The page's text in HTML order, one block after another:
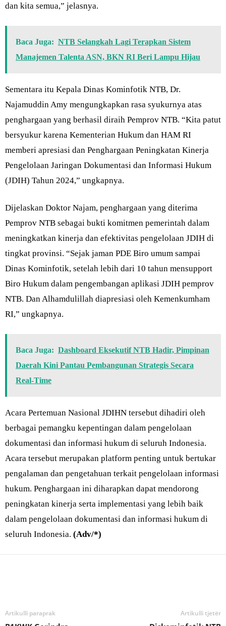
dan kita semua,” jelasnya.
Baca Juga: NTB Selangkah Lagi Terapkan Sistem
Manajemen Talenta ASN, BKN RI Beri Lampu Hijau
Sementara itu Kepala Dinas Kominfotik NTB, Dr.
Najamuddin Amy mengungkapkan rasa syukurnya atas
penghargaan yang berhasil diraih Pemprov NTB. “Kita patut
bersyukur karena Kementerian Hukum dan HAM RI
memberi apresiasi dan Penghargaan Peningkatan Kinerja
Pengelolaan Jaringan Dokumentasi dan Informasi Hukum
(JDIH) Tahun 2024,” ungkapnya.
Dijelaskan Doktor Najam, penghargaan yang diterima
Pemprov NTB sebagai bukti komitmen pemerintah dalam
meningkatkan kinerja dan efektivitas pengelolaan JDIH di
tingkat provinsi. “Sejak jaman PDE Biro umum sampai
Dinas Kominfotik, setelah lebih dari 10 tahun mensupport
Biro Hukum dalam pengembangan aplikasi JDIH pemprov
NTB. Dan Alhamdulillah diapresiasi oleh Kemenkumham
RI,” ungkapnya.
Baca Juga: Dashboard Eksekutif NTB Hadir, Pimpinan
Daerah Kini Pantau Pembangunan Strategis Secara
Real-Time
Acara Pertemuan Nasional JDIHN tersebut dihadiri oleh
berbagai pemangku kepentingan dalam pengelolaan
dokumentasi dan informasi hukum di seluruh Indonesia.
Acara tersebut merupakan platform penting untuk bertukar
pengalaman dan pengetahuan terkait pengelolaan informasi
hukum. Penghargaan ini diharapkan dapat mendorong
peningkatan kinerja serta implementasi yang lebih baik
dalam pengelolaan dokumentasi dan informasi hukum di
seluruh Indonesia. (Adv/*)
Artikulli paraprak Artikulli tjetër